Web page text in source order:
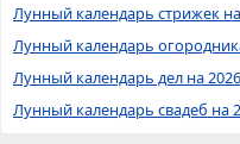
Лунный календарь стрижек
Лунный календарь
Лунный календарь дел на
Лунный календарь свадеб на